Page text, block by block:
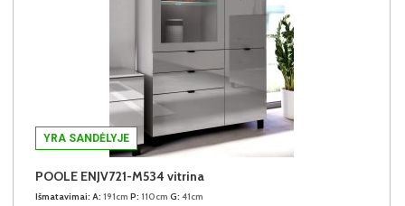
YRA SANDĖLYJE
POOLE ENJV721-M534 vitrina
Išmatavimai: A: 191cm P: 110cm G: 41cm